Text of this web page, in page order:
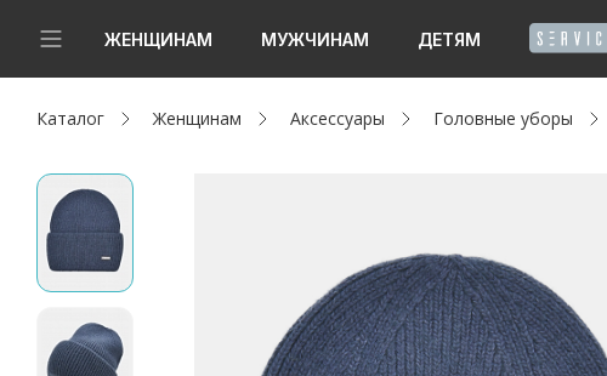
ЖЕНЩИНАМ МУЖЧИНАМ ДЕТЯМ
Новинки
Женщинам
Мужчинам
Капсула
Каталог Женщинам Аксессуары Головные уборы